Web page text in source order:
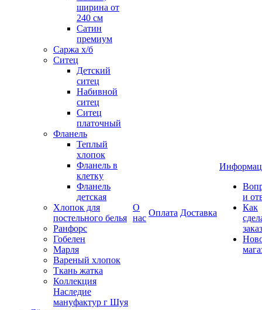
ширина от
240 см
Сатин
премиум
Саржа х/б
Ситец
Детский
ситец
Набивной
ситец
Ситец
платочный
Фланель
Теплый
хлопок
Фланель в
клетку
Фланель
детская
Хлопок для
постельного белья
Ранфорс
Гобелен
Марля
Вареный хлопок
Ткань жатка
Коллекция
Наследие
мануфактур г Шуя
О
нас
Оплата Доставка
и
Как
заказ